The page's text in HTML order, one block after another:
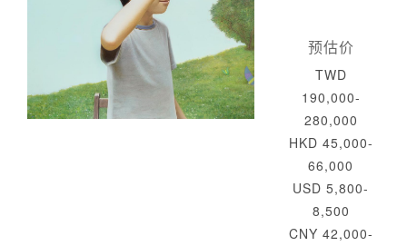
预估价
TWD
190,000-
280,000
HKD 45,000-
66,000
USD 5,800-
8,500
CNY 42,000-